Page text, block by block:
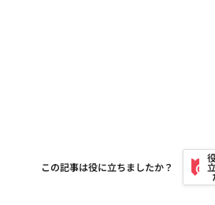
この記事は役に立ちましたか？